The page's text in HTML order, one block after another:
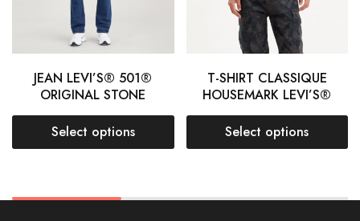
JEAN LEVI’S® 501®
ORIGINAL STONE
Select options
T-SHIRT CLASSIQUE
HOUSEMARK LEVI’S®
Select options